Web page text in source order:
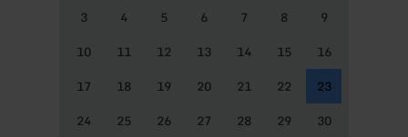
3
4 5 6 7 8
9
10
11 12 13 14 15
16
17
18 19 20 21 22
23
24
25 26 27 28 29
30